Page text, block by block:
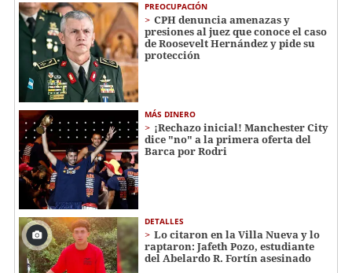
PREOCUPACIÓN
CPH denuncia amenazas y
presiones al juez que conoce el caso
de Roosevelt Hernández y pide su
protección
MÁS DINERO
¡Rechazo inicial! Manchester City
dice "no" a la primera oferta del
Barca por Rodri
DETALLES
Lo citaron en la Villa Nueva y lo
raptaron: Jafeth Pozo, estudiante
del Abelardo R. Fortín asesinado